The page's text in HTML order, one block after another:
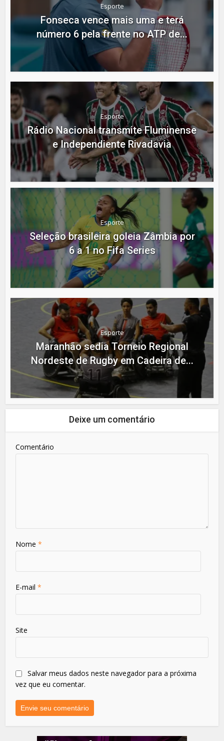
Esporte
Fonseca vence mais uma e terá
número 6 pela frente no ATP de...
Esporte
Rádio Nacional transmite Fluminense
e Independiente Rivadavia
Esporte
Seleção brasileira goleia Zâmbia por
6 a 1 no Fifa Series
Esporte
Maranhão sedia Torneio Regional
Nordeste de Rugby em Cadeira de...
Deixe um comentário
Comentário
Nome*
E-mail*
Site
Salvar meus dados neste navegador para a próxima
vez que eu comentar.